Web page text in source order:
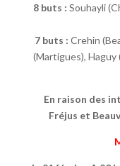
8 buts : Souhayli
7 buts : Crehin
(Martigues), Haguy
En raison des
Fréjus et